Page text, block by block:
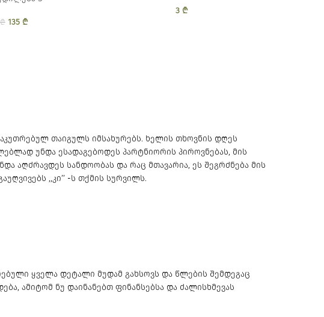
₾
Original price was:
135 ₾
3 ₾
თაიგულს იმსახურებს. ხელის თხოვნის დღეს
უნდა ესადაგებოდეს პარტნიორის პიროვნებას, მის
აღძრავდეს სანდოობას და რაც მთავარია, ეს შეგრძნება მის
,,კი’’ -ს თქმის სურვილს.
ყველა დეტალი მუდამ გახსოვს და წლების შემდეგაც
ამიტომ ნუ დაინანებთ ფინანსებსა და ძალისხმევას